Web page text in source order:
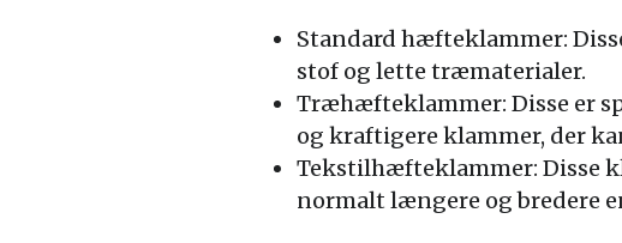
Standard hæfteklammer:
stof og lette træmaterialer.
Træhæfteklammer: Disse er
og kraftigere klammer, der
Tekstilhæfteklammer: Disse
normalt længere og bredere